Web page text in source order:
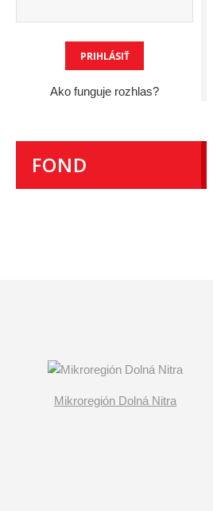
Ako funguje rozhlas?
FOND
Mikroregión Dolná Nitra